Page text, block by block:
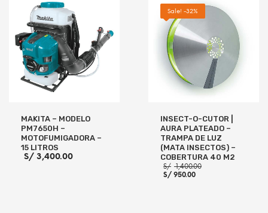
AÑADIR AL CARRITO
MAKITA – MODELO
PM7650H –
MOTOFUMIGADORA –
15 LITROS
S/ 3,400.00
Sale! -32%
INSECT-O-CUTOR |
AURA PLATEADO –
TRAMPA DE LUZ
(MATA INSECTOS) –
COBERTURA 40 M2
S/ 1,400.00
S/950.00